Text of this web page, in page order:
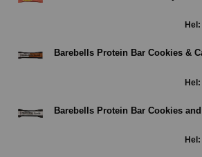
Barebells Protein Bar Cookies &
Barebells Protein Bar Cookies